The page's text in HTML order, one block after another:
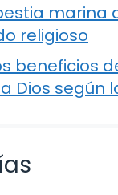
marina
religioso
beneficios
Dios según